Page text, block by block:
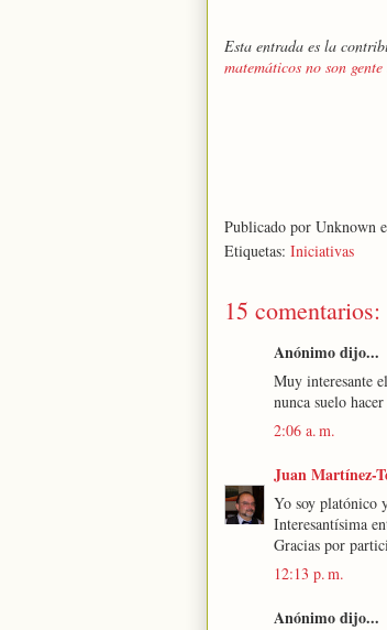
Esta entrada es la
matemáticos no son
Publicado por Unknown
Etiquetas: Iniciativas
15 comentarios:
Anónimo dijo...
Muy interesante
nunca suelo
2:06 a. m.
Juan Martínez-
Yo soy platónico
Interesantísima
Gracias por
12:13 p. m.
Anónimo dijo...